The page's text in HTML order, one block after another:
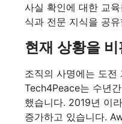
사실 확인에 대한 교
식과 전문 지식을 공
현재 상황을
조직의 사명에는 도전
Tech4Peace는 수년
했습니다. 2019년 이
증가하고 있습니다.